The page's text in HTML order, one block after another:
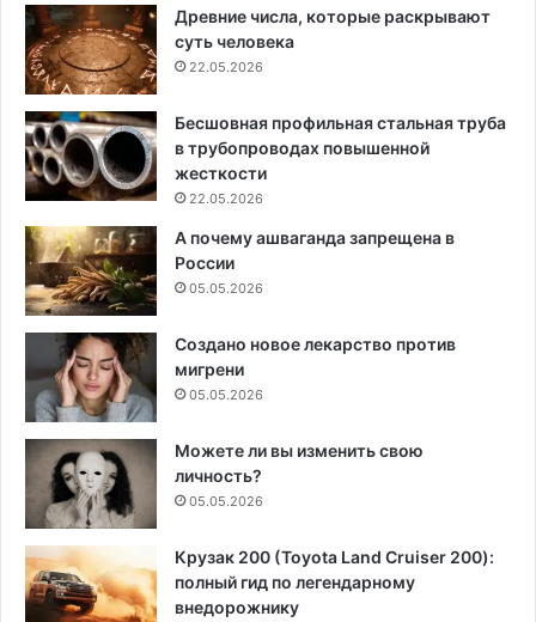
Древние числа, которые раскрывают
суть человека
22.05.2026
Бесшовная профильная стальная труба
в трубопроводах повышенной
жесткости
22.05.2026
А почему ашваганда запрещена в
России
05.05.2026
Создано новое лекарство против
мигрени
05.05.2026
Можете ли вы изменить свою
личность?
05.05.2026
Крузак 200 (Toyota Land Cruiser 200):
полный гид по легендарному
внедорожнику